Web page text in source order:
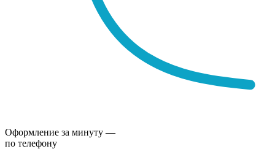
Оформление за минуту —
по телефону